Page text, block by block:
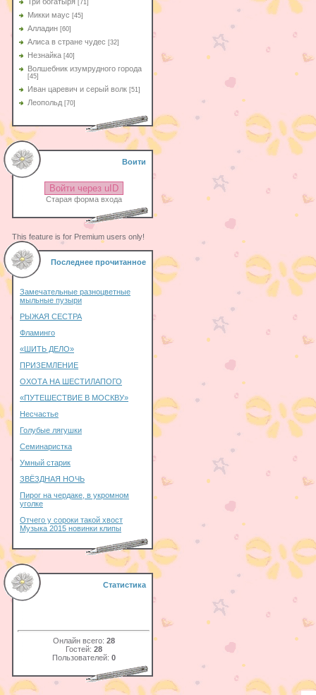
[71]
Микки маус [45]
Алладин [60]
Aлиса в стране чудес [32]
Незнайка [40]
Волшебник изумрудного города
[45]
Иван царевич и серый волк [51]
Леопольд [70]
Воити
Войти через uID
Старая форма входа
This feature is for Premium users only!
Последнее прочитанное
Замечательные разноцветные
мыльные пузыри
РЫЖАЯ СЕСТРА
Фламинго
«ШИТЬ ДЕЛО»
ПРИЗЕМЛЕНИЕ
ОХОТА НА ШЕСТИЛАПОГО
«ПУТЕШЕСТВИЕ В МОСКВУ»
Несчастье
Голубые лягушки
Семинаристка
Умный старик
ЗВЁЗДНАЯ НОЧЬ
Пирог на чердаке, в укромном
уголке
Отчего у сороки такой хвост
Музыка 2015 новинки клипы
Статистика
Онлайн всего: 28
Гостей: 28
Пользователей: 0